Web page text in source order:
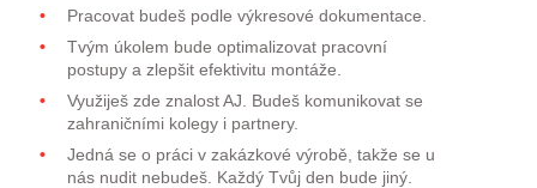
Pracovat budeš podle výkresové dokumentace.
Tvým úkolem bude optimalizovat pracovní
postupy a zlepšit efektivitu montáže.
Využiješ zde znalost AJ. Budeš komunikovat se
zahraničními kolegy i partnery.
Jedná se o práci v zakázkové výrobě, takže se u
nás nudit nebudeš. Každý Tvůj den bude jiný.